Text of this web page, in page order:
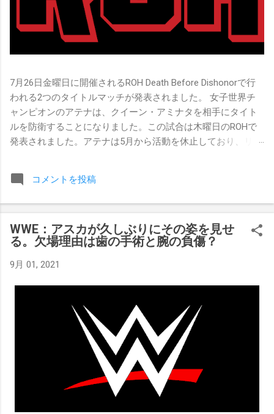
7月26日金曜日に開催されるROH Death Before Dishonorで行
われる2つのタイトルマッチが発表されました。 女子世界チ
ャンピオンのアテナは、クイーン・アミナタを相手にタイト
ルを防衛することになりました。この試合は木曜日のROHで
発表されました。アテナは5月から活動を休止しており、リン
女子世界チャンピオンは5月の最後の試合で怪我の恐怖に苦し
みましたが、それはストーリーの中で誇張されています。 ア
でタイトルを防衛します。PPVでレッド・ベルベッドを相手
にROH Women's TV 王座の防衛戦を行います。 木曜日の放送
では、リー・モリアーティーがROH Pure Championship
Proving Groundの試合でウィーラー・ユータとタイムリミット
入れましたが、まだPPVでは公式に発表されていません。
Wrestling Observer
コメントを投稿
WWE：アスカが久しぶりにその姿を見せ
る。欠場理由は歯の手術と腕の負傷？
9月 01, 2021